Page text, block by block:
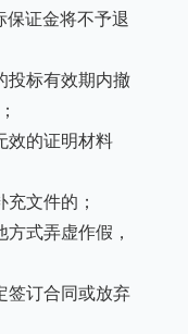
保证金将不予退
投标有效期内撤
效的证明材料
文件的；
式弄虚作假，
签订合同或放弃